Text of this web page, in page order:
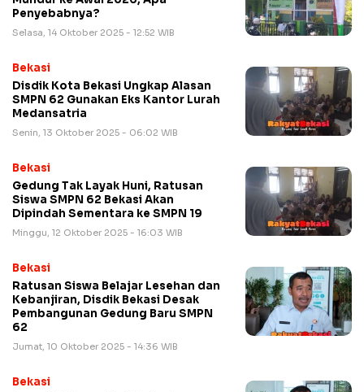
Penyebabnya?
Selasa, 14 Oktober 2025 - 12:52 WIB
Bekasi
Disdik Kota Bekasi Ungkap Alasan
SMPN 62 Gunakan Eks Kantor Lurah
Medansatria
Senin, 13 Oktober 2025 - 06:02 WIB
Bekasi
Gedung Tak Layak Huni, Ratusan
Siswa SMPN 62 Bekasi Akan
Dipindah Sementara ke SMPN 19
Minggu, 12 Oktober 2025 - 16:03 WIB
Bekasi
Ratusan Siswa Belajar Lesehan dan
Kebanjiran, Disdik Bekasi Desak
Pembangunan Gedung Baru SMPN
62
Jumat, 10 Oktober 2025 - 14:36 WIB
Bekasi